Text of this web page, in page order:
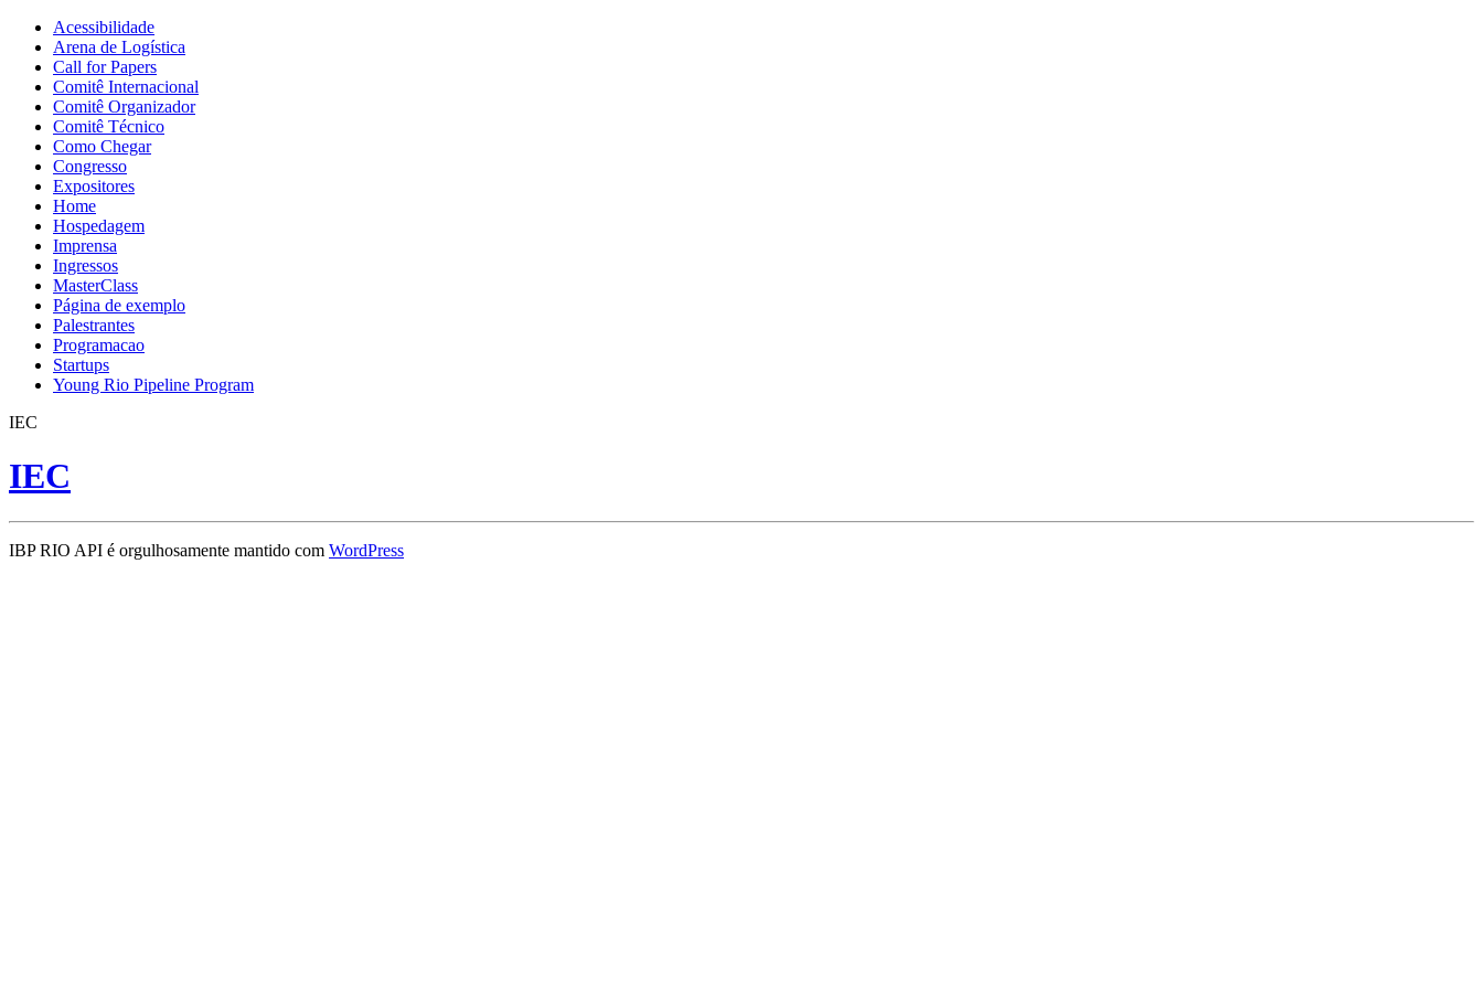
Acessibilidade
Arena de Logística
Call for Papers
Comitê Internacional
Comitê Organizador
Comitê Técnico
Como Chegar
Congresso
Expositores
Home
Hospedagem
Imprensa
Ingressos
MasterClass
Página de exemplo
Palestrantes
Programacao
Startups
Young Rio Pipeline Program
IEC
IEC
IBP RIO API é orgulhosamente mantido com WordPress